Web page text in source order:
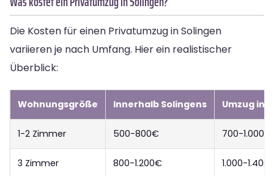
Die Kosten für einen Privatumzug in Solingen
variieren je nach Umfang. Hier ein realistischer
Überblick:
Wohnungsgröße Innerhalb Solingens Umzug in
1-2 Zimmer 500-800€ 700-1.000€
3 Zimmer 800-1.200€ 1.000-